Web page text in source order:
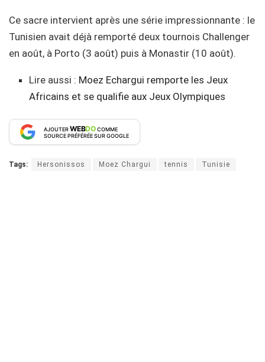
Ce sacre intervient après une série impressionnante : le
Tunisien avait déjà remporté deux tournois Challenger
en août, à Porto (3 août) puis à Monastir (10 août).
Lire aussi : Moez Echargui remporte les Jeux
Africains et se qualifie aux Jeux Olympiques
AJOUTERWEBDOCOMME
SOURCE PRÉFÉRÉE SUR GOOGLE
Tags: Hersonissos Moez Chargui tennis Tunisie